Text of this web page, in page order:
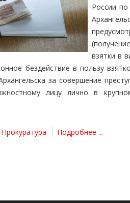
России по
взятки в
бездействие в пользу
за совершение
лицу лично в
Прокуратура Подробнее ...